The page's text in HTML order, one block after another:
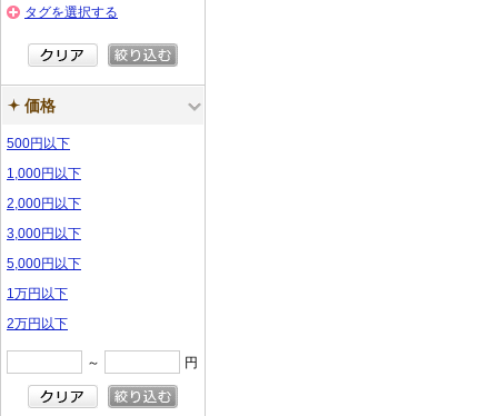
タグを選択する
価格
500円以下
1,000円以下
2,000円以下
3,000円以下
5,000円以下
1万円以下
2万円以下
～ 円